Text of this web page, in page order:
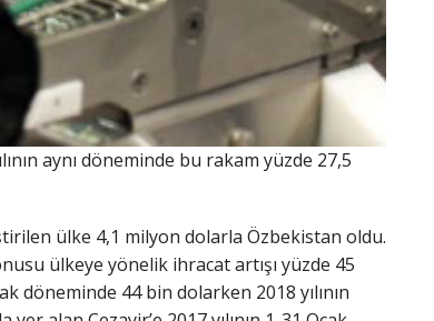
aynı döneminde bu rakam yüzde 27,5
ülke 4,1 milyon dolarla Özbekistan oldu.
ülkeye yönelik ihracat artışı yüzde 45
döneminde 44 bin dolarken 2018 yılının